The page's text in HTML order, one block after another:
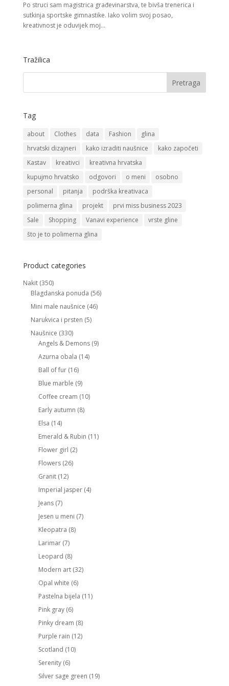
Po struci sam magistrica građevinarstva, te bivša trenerica i
sutkinja sportske gimnastike. Iako volim svoj posao,
kreativnost je oduvijek moj...
Tražilica
Tag
about Clothes data Fashion
glina
hrvatski dizajneri
kako izraditi naušnice
kako započeti
Kastav
kreativci
kreativna hrvatska
kupujmo hrvatsko
odgovori o meni
osobno
personal
pitanja
podrška kreativaca
polimerna glina
projekt
prvi miss business 2023
Sale
Shopping Vanavi experience
vrste gline
što je to polimerna glina
Product categories
Nakit (350)
Blagdanska ponuda (56)
Mini male naušnice (46)
Narukvica i prsten (5)
Naušnice (330)
Angels & Demons (9)
Azurna obala (14)
Ball of fur (16)
Blue marble (9)
Coffee cream (10)
Early autumn (8)
Elsa (14)
Emerald & Rubin (11)
Flower girl (2)
Flowers (26)
Granit (12)
Imperial jasper (4)
Jeans (7)
Jesen u meni (7)
Kleopatra (8)
Larimar (7)
Leopard (8)
Modern art (32)
Opal white (6)
Pastelna bijela (11)
Pink gray (6)
Pinky dream (8)
Purple rain (12)
Scotland (10)
Serenity (6)
Silver sage green (19)